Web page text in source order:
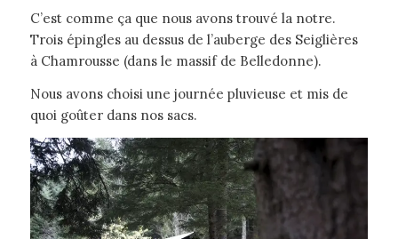
C’est comme ça que nous avons trouvé la notre.
Trois épingles au dessus de l’auberge des Seiglières
à Chamrousse (dans le massif de Belledonne).
Nous avons choisi une journée pluvieuse et mis de
quoi goûter dans nos sacs.